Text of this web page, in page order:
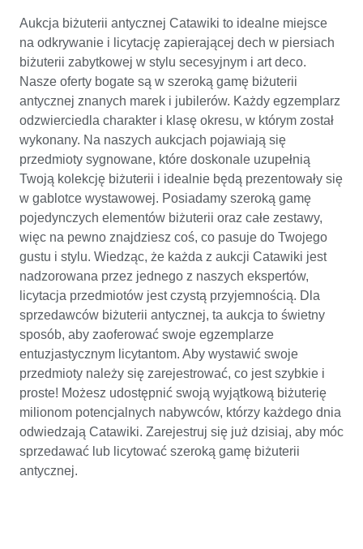
Aukcja biżuterii antycznej Catawiki to idealne miejsce
na odkrywanie i licytację zapierającej dech w piersiach
biżuterii zabytkowej w stylu secesyjnym i art deco.
Nasze oferty bogate są w szeroką gamę biżuterii
antycznej znanych marek i jubilerów. Każdy egzemplarz
odzwierciedla charakter i klasę okresu, w którym został
wykonany. Na naszych aukcjach pojawiają się
przedmioty sygnowane, które doskonale uzupełnią
Twoją kolekcję biżuterii i idealnie będą prezentowały się
w gablotce wystawowej. Posiadamy szeroką gamę
pojedynczych elementów biżuterii oraz całe zestawy,
więc na pewno znajdziesz coś, co pasuje do Twojego
gustu i stylu. Wiedząc, że każda z aukcji Catawiki jest
nadzorowana przez jednego z naszych ekspertów,
licytacja przedmiotów jest czystą przyjemnością. Dla
sprzedawców biżuterii antycznej, ta aukcja to świetny
sposób, aby zaoferować swoje egzemplarze
entuzjastycznym licytantom. Aby wystawić swoje
przedmioty należy się zarejestrować, co jest szybkie i
proste! Możesz udostępnić swoją wyjątkową biżuterię
milionom potencjalnych nabywców, którzy każdego dnia
odwiedzają Catawiki. Zarejestruj się już dzisiaj, aby móc
sprzedawać lub licytować szeroką gamę biżuterii
antycznej.